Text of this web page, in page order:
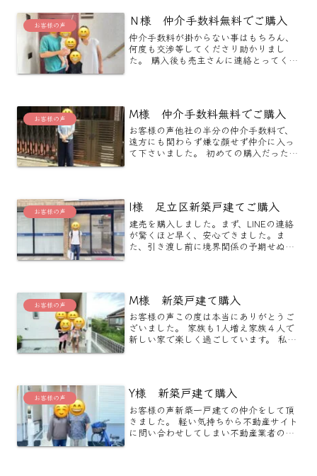
お客様の声 Ｎ様 仲介手数料無料でご購入
仲介手数料が掛からない事はもちろん、
何度も交渉等してくださり助かりまし
た。 購入後も売主さんに連絡とってくれ
お客様の声 M様 仲介手数料無料でご購入
お客様の声他社の半分の仲介手数料で、
遠方にも関わらず嫌な顔せず仲介に入っ
て下さいました。 初めての購入だったの
お客様の声 I様 足立区新築戸建てご購入
建売を購入しました。まず、LINEの連絡
が驚くほど早く、安心できました。ま
た、引き渡し前に境界関係の予期せぬト
お客様の声 M様 新築戸建て購入
お客様の声この度は本当にありがとうご
ざいました。 家族も1人増え家族４人で
新しい家で楽しく過ごしています。 私達
お客様の声 Y様 新築戸建て購入
お客様の声新築一戸建ての仲介をして頂
きました。 軽い気持ちから不動産サイト
に問い合わせしてしまい不動産業者の朝